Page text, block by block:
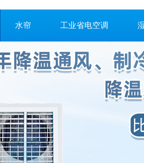
水帘 工业省电空调